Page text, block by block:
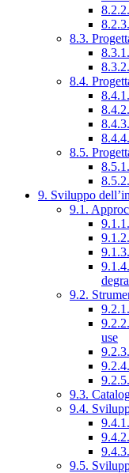
8.3.
8.4.
8.5.
9. Sviluppo
9.1.
9.2.
use
9.3.
9.4.
9.5.